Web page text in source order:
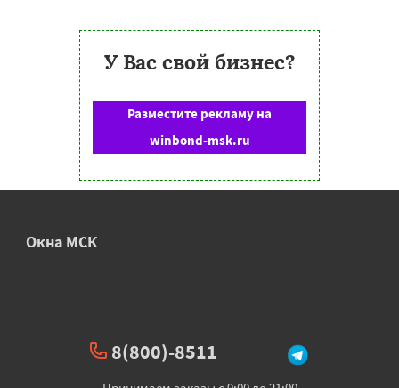
У Вас свой бизнес?
Разместите рекламу на
winbond-msk.ru
Окна МСК
8(800)-8511